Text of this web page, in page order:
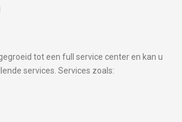
tot een full service center en kan u
services. Services zoals: